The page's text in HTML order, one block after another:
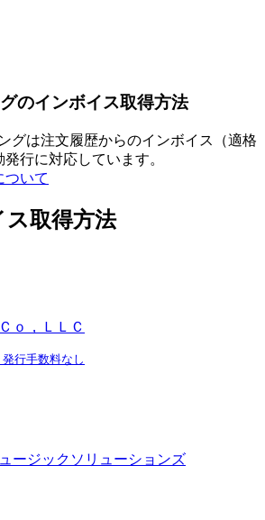
のインボイス取得方法
グは注文履歴からのインボイス（適格
行に対応しています。
ついて
ス取得方法
ｏ，ＬＬＣ
発行手数料なし
ージックソリューションズ